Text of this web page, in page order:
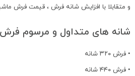
و متقابلا با افزایش شانه فرش ، قیمت فرش
شانه های متداول و مرسوم
• فرش ۳۲۰ شانه
• فرش ۴۴۰ شانه